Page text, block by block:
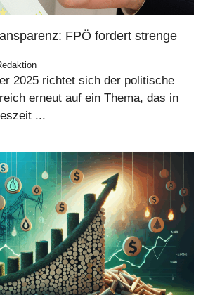
FPÖ fordert strenge
2025 richtet sich der politische
erneut auf ein Thema, das in
...